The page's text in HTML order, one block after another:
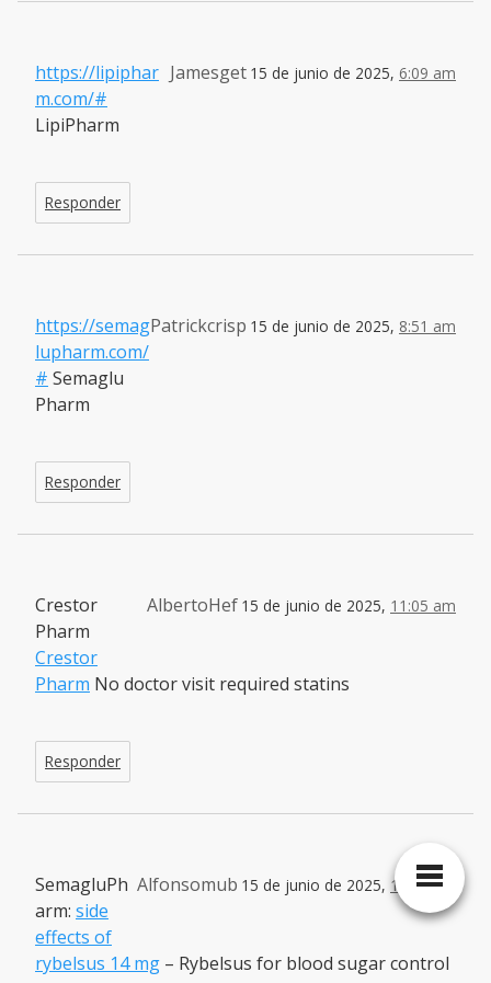
Jamesget 15 de junio de 2025, 6:09 am
https://lipiphar
m.com/#
LipiPharm
Responder
Patrickcrisp 15 de junio de 2025, 8:51 am
https://semag
lupharm.com/
# Semaglu
Pharm
Responder
AlbertoHef 15 de junio de 2025, 11:05 am
Crestor
Pharm
Crestor
Pharm No doctor visit required statins
Responder
Alfonsomub 15 de junio de 2025, 11:30 am
SemagluPh
arm: side
effects of
rybelsus 14 mg – Rybelsus for blood sugar control